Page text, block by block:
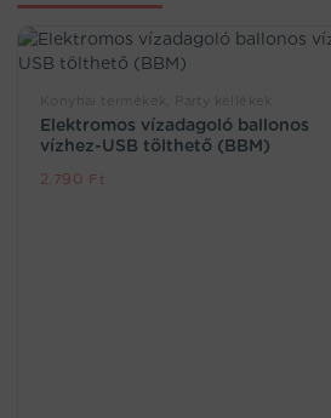
Elektromos vízadagoló ballonos
vízhez-USB tölthető (BBM)
2.790 Ft